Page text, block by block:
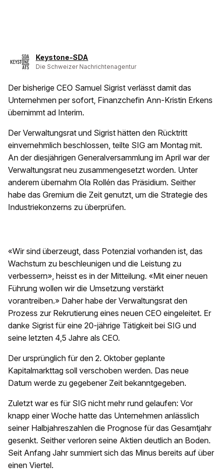
Keystone-SDA
Die Schweizer Nachrichtenagentur
Der bisherige CEO Samuel Sigrist verlässt damit das
Unternehmen per sofort, Finanzchefin Ann-Kristin Erkens
übernimmt ad Interim.
Der Verwaltungsrat und Sigrist hätten den Rücktritt
einvernehmlich beschlossen, teilte SIG am Montag mit.
An der diesjährigen Generalversammlung im April war der
Verwaltungsrat neu zusammengesetzt worden. Unter
anderem übernahm Ola Rollén das Präsidium. Seither
habe das Gremium die Zeit genutzt, um die Strategie des
Industriekonzerns zu überprüfen.
«Wir sind überzeugt, dass Potenzial vorhanden ist, das
Wachstum zu beschleunigen und die Leistung zu
verbessern», heisst es in der Mitteilung. «Mit einer neuen
Führung wollen wir die Umsetzung verstärkt
vorantreiben.» Daher habe der Verwaltungsrat den
Prozess zur Rekrutierung eines neuen CEO eingeleitet. Er
danke Sigrist für eine 20-jährige Tätigkeit bei SIG und
seine letzten 4,5 Jahre als CEO.
Der ursprünglich für den 2. Oktober geplante
Kapitalmarkttag soll verschoben werden. Das neue
Datum werde zu gegebener Zeit bekanntgegeben.
Zuletzt war es für SIG nicht mehr rund gelaufen: Vor
knapp einer Woche hatte das Unternehmen anlässlich
seiner Halbjahreszahlen die Prognose für das Gesamtjahr
gesenkt. Seither verloren seine Aktien deutlich an Boden.
Seit Anfang Jahr summiert sich das Minus bereits auf über
einen Viertel.